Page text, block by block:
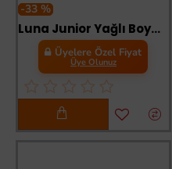
-33 %
Luna Junior Yağlı Boya Fırçası No:3
Üyelere Özel Fiyat
Üye Olunuz